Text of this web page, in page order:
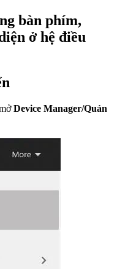
bàn phím,
ở hệ điều
Device Manager/Quản